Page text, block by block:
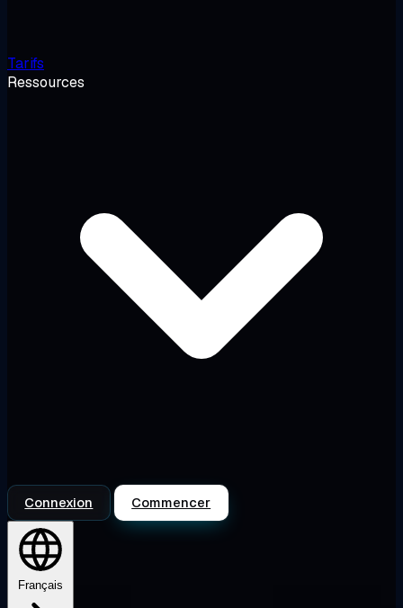
Tarifs
Ressources
Connexion Commencer
Français